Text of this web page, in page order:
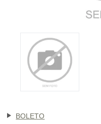
BOLETO